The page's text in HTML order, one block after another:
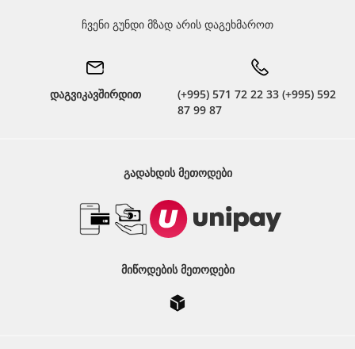
ჩვენი გუნდი მზად არის დაგეხმაროთ
დაგვიკავშირდით
(+995) 571 72 22 33 (+995) 592
87 99 87
ᲒᲐᲓᲐᲮᲓᲘᲡ ᲛᲔᲗᲝᲓᲔᲑᲘ
ᲛᲘᲬᲝᲓᲔᲑᲘᲡ ᲛᲔᲗᲝᲓᲔᲑᲘ